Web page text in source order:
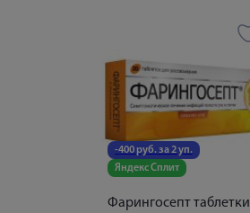
-400 руб. за 2 уп.
Яндекс Сплит
Фарингосепт таблетки